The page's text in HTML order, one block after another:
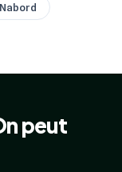
peut